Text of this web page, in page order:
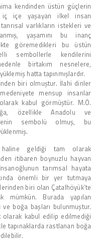
kendinden üstün güçlerin
iç içe yaşayan ilkel insan
varlıkların istekleri ve
yaşamını bu inanç
göremedikleri bu üstün
sembollerle kendilerini
birtakım nesnelere,
hatta tapınmışlardır.
biri olmuştur. İlahi dinler
mensup insanlar
kabul görmüştür. M.Ö.
özellikle Anadolu ve
sembolü olmuş, bu
geldiği tam olarak
itibaren boynuzlu hayvan
tarımsal hayata
önemli bir yer tutmaya
biri olan Çatalhöyük’te
Burada yapılan
boğa başları bulunmuştur.
olarak kabul edilip edilmediği
tapınaklarda rastlanan boğa